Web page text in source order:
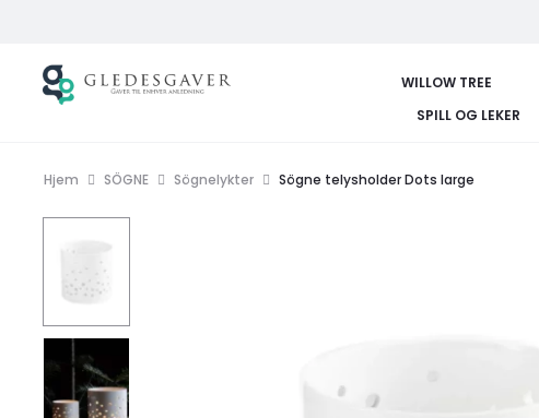
WILLOW TREE
SPILL OG LEKER
Hjem SÖGNE Sögnelykter Sögne telysholder Dots large